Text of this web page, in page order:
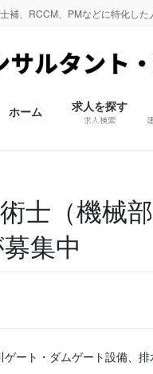
補、RCCM、PMなどに特化し
ホーム 求人を探す
求人検索
士（機械
集中
ゲート・ダムゲート設備、